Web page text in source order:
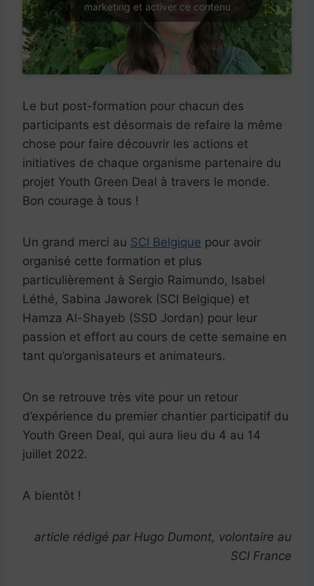
marketing et activer ce contenu
Le but post-formation pour chacun des
participants est désormais de refaire la même
chose pour faire découvrir les actions et
initiatives de chaque organisme partenaire du
projet Youth Green Deal à travers le monde.
Bon courage à tous !
Un grand merci au SCI Belgique pour avoir
organisé cette formation et plus
particulièrement à Sergio Raimundo, Isabel
Léthé, Sabina Jaworek (SCI Belgique) et
Hamza Al-Shayeb (SSD Jordan) pour leur
passion et effort au cours de cette semaine en
tant qu’organisateurs et animateurs.
On se retrouve très vite pour un retour
d’expérience du premier chantier participatif du
Youth Green Deal, qui aura lieu du 4 au 14
juillet 2022.
A bientôt !
article rédigé par Hugo Dumont, volontaire au
SCI France